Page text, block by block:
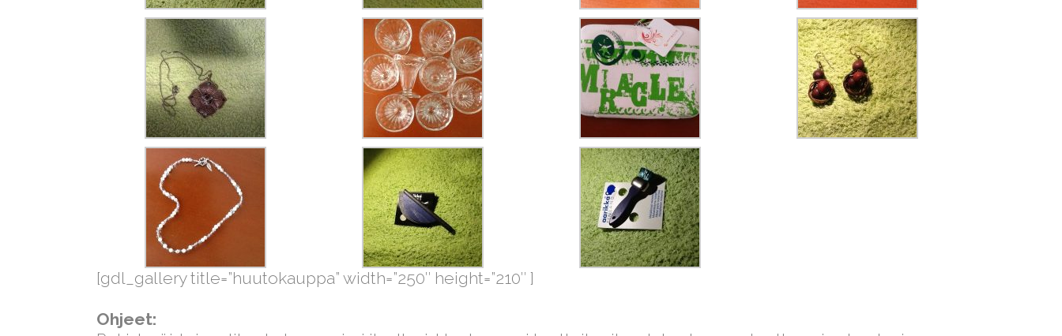
[gdl_gallery title=”huutokauppa” width=”250″ height=”210″ ]
Ohjeet: